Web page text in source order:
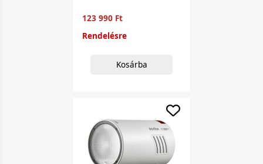
123 990 Ft
Rendelésre
Kosárba